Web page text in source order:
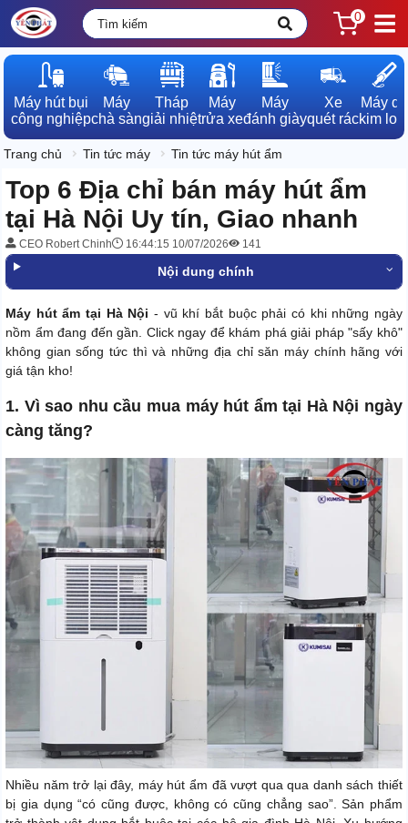
0
Máy hút bụi
công nghiệp
Máy
chà sàn
Tháp
giải nhiệt
Máy
rửa xe
Máy
đánh giày
Xe
quét rác
Máy dò
kim loại
Trang chủ Tin tức máy Tin tức máy hút ẩm
Top 6 Địa chỉ bán máy hút ẩm
tại Hà Nội Uy tín, Giao nhanh
CEO Robert Chinh 16:44:15 10/07/2026 141
Nội dung chính
Máy hút ẩm tại Hà Nội - vũ khí bắt buộc phải có khi những ngày
nồm ẩm đang đến gần. Click ngay để khám phá giải pháp "sấy khô"
không gian sống tức thì và những địa chỉ săn máy chính hãng với
giá tận kho!
1. Vì sao nhu cầu mua máy hút ẩm tại Hà Nội ngày
càng tăng?
Nhiều năm trở lại đây, máy hút ẩm đã vượt qua qua danh sách thiết
bị gia dụng “có cũng được, không có cũng chẳng sao”. Sản phẩm